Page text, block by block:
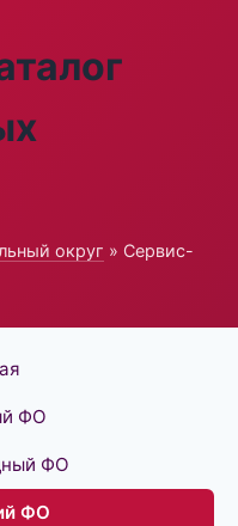
округ » Сервис-
ФО
ФО
ФО